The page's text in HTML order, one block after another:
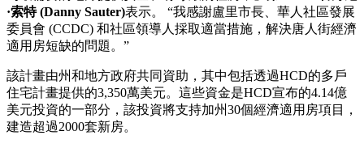
·索特 (Danny Sauter)表示。 “我感謝盧里市長、華人社區發展
委員會 (CCDC) 和社區領導人採取適當措施，解決唐人街經濟
適用房短缺的問題。”
該計畫由州和地方政府共同資助，其中包括透過HCD的多戶
住宅計畫提供的3,350萬美元。這些資金是HCD宣布的4.14億
美元投資的一部分，該投資將支持加州30個經濟適用房項目，
建造超過2000套新房。